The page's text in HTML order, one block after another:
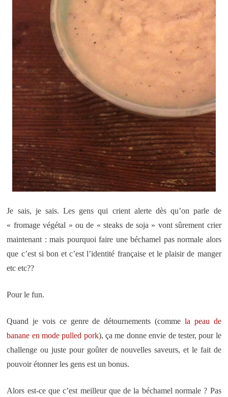
Je sais, je sais. Les gens qui crient alerte dès qu’on parle de
« fromage végétal » ou de « steaks de soja » vont sûrement crier
maintenant : mais pourquoi faire une béchamel pas normale alors
que c’est si bon et c’est l’identité française et le plaisir de manger
etc etc??
Pour le fun.
Quand je vois ce genre de détournements (comme la peau de
banane en mode pulled pork), ça me donne envie de tester, pour le
challenge ou juste pour goûter de nouvelles saveurs, et le fait de
pouvoir étonner les gens est un bonus.
Alors est-ce que c’est meilleur que de la béchamel normale ? Pas